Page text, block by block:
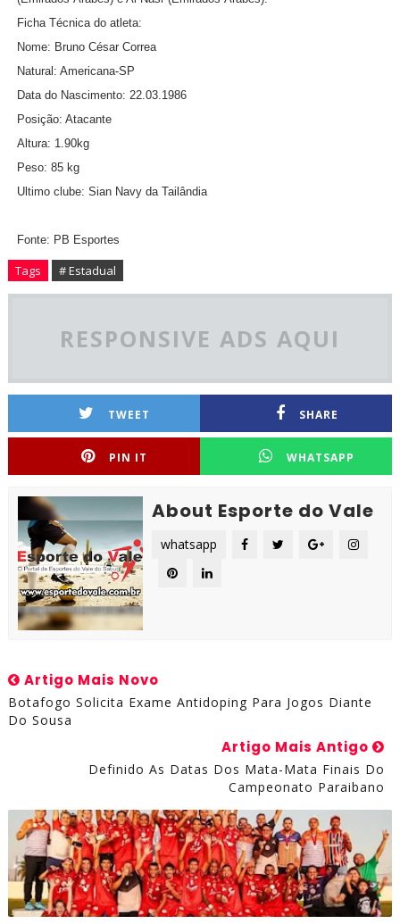
Ficha Técnica do atleta:
Nome: Bruno César Correa
Natural: Americana-SP
Data do Nascimento: 22.03.1986
Posição: Atacante
Altura: 1.90kg
Peso: 85 kg
Ultimo clube: Sian Navy da Tailândia
Fonte: PB Esportes
Tags # Estadual
RESPONSIVE ADS AQUI
TWEET SHARE
PIN IT WHATSAPP
About Esporte do Vale
whatsapp
Artigo Mais Novo
Botafogo Solicita Exame Antidoping Para Jogos Diante
Do Sousa
Artigo Mais Antigo
Definido As Datas Dos Mata-Mata Finais Do
Campeonato Paraibano